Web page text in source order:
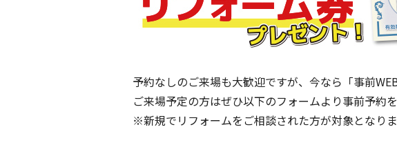
予約なしのご来場も大歓迎ですが、今なら「事前
ご来場予定の方はぜひ以下のフォームより事前予約
※新規でリフォームをご相談された方が対象となり